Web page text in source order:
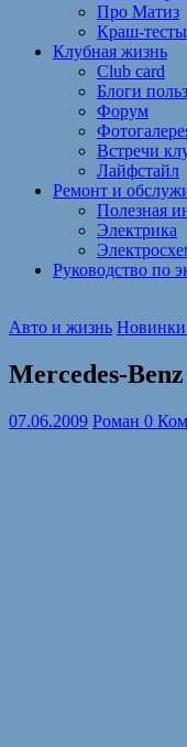
Про Матиз
Краш-тесты
Клубная жизнь
Club card
Блоги
Форум
Встречи
Лайфстайл
Ремонт и
Полезная
Электрика
Руководство по
Авто и жизнь Новинки
Mercedes-
07.06.2009 Роман 0